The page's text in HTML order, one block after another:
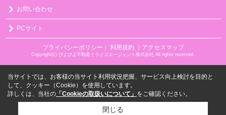
お問い合わせ
PCサイト
プライバシーポリシー ｜ 利用規約 ｜アクセスマップ
Copyright(c) ぴよぴよ不動産ミライズエージェント株式会社 All rights reserved.
当サイトでは、お客様の当サイト利用状況把握、サービス向上検討を目的と
して、クッキー（Cookie）を使用しています。
詳しくは、当社の 「Cookieの取扱いについて」 をご確認ください。
閉じる